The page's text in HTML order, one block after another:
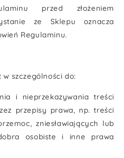
przed złożeniem
ze Sklepu oznacza
Regulaminu.
szczególności do:
i nieprzekazywania treści
przepisy prawa, np. treści
zniesławiających lub
osobiste i inne prawa